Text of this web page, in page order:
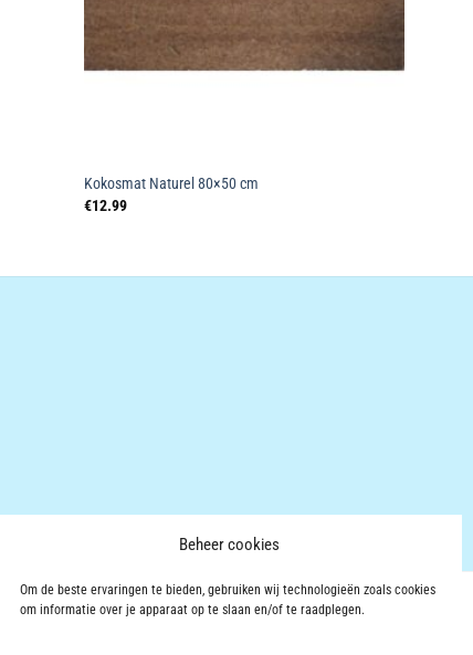
Beheer cookies
Om de beste ervaringen te bieden, gebruiken wij technologieën zoals cookies
om informatie over je apparaat op te slaan en/of te raadplegen.
Kokosmat Naturel 80×50 cm
€12.99